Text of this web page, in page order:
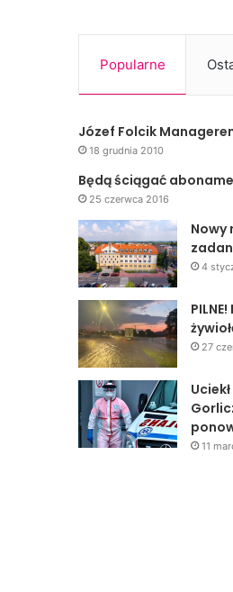
Popularne
Józef Folcik
18 grudnia 2010
Będą ściągać
25 czerwca 2016
Nowy
4
27
11